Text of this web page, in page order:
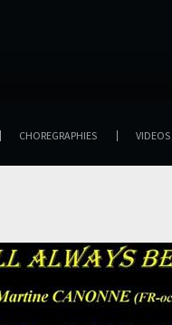
CHOREGRAPHIES VIDEOS